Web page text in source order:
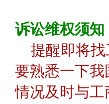
诉讼维权须
提醒即将
要熟悉一下我
情况及时与工